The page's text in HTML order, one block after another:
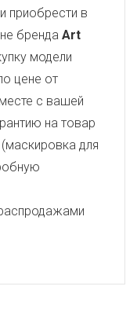
приобрести в
бренда Art
модели
цене от
с вашей
на товар
для